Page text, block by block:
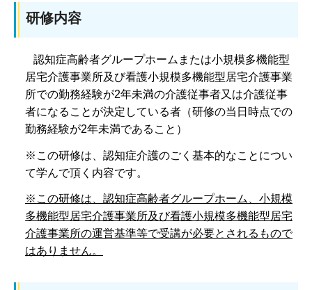
研修内容
認知症高齢者グループホームまたは小規模多機能型
居宅介護事業所及び看護小規模多機能型居宅介護事業
所での勤務経験が2年未満の介護従事者又は介護従事
者になることが決定している者（研修の当日時点での
勤務経験が2年未満であること）
※この研修は、認知症介護のごく基本的なことについ
て学んで頂く内容です。
※この研修は、認知症高齢者グループホーム、小規模
多機能型居宅介護事業所及び看護小規模多機能型居宅
介護事業所の運営基準等で受講が必要とされるもので
はありません。